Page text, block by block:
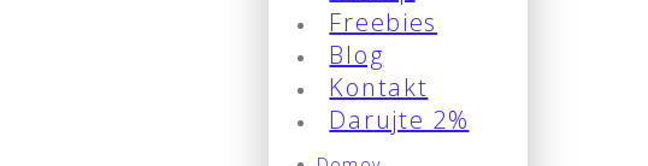
Freebies
Blog
Kontakt
Darujte 2%